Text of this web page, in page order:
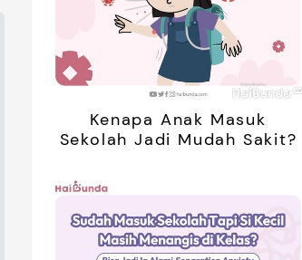
01:20
Kenapa Anak Masuk
Sekolah Jadi Mudah Sakit?